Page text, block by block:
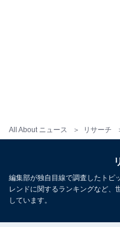
All About ニュース リサーチ
編集部が独自目線で調査したトピ
レンドに関するランキングなど、
しています。